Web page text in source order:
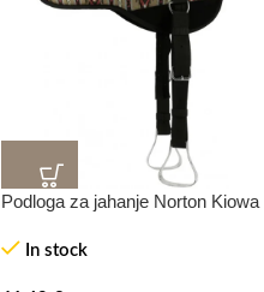
Podloga za jahanje Norton Kiowa
In stock